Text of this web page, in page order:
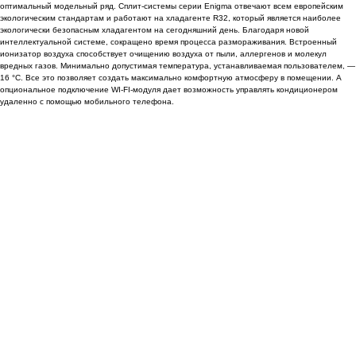
оптимальный модельный ряд. Сплит-системы серии Enigma отвечают всем европейским
экологическим стандартам и работают на хладагенте R32, который является наиболее
экологически безопасным хладагентом на сегодняшний день. Благодаря новой
интеллектуальной системе, сокращено время процесса размораживания. Встроенный
ионизатор воздуха способствует очищению воздуха от пыли, аллергенов и молекул
вредных газов. Минимально допустимая температура, устанавливаемая пользователем, —
16 °С. Все это позволяет создать максимально комфортную атмосферу в помещении. А
опциональное подключение WI-FI-модуля дает возможность управлять кондиционером
удаленно с помощью мобильного телефона.